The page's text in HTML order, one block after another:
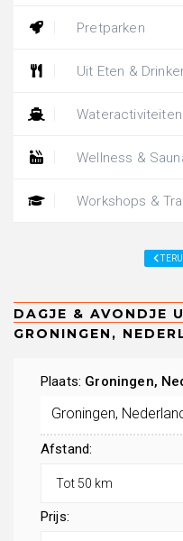
Pretparken
Uit Eten &
Wateractiviteiten
Wellness &
Workshops &
Plaats: Groningen,
Afstand:
Prijs: